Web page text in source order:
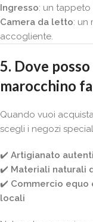
Ingresso: un tappeto
Camera da letto: un
accogliente.
5. Dove
marocchino
Quando vuoi
scegli i negozi
✔️ Artigianato
✔️ Materiali naturali
✔️ Commercio equo
locali